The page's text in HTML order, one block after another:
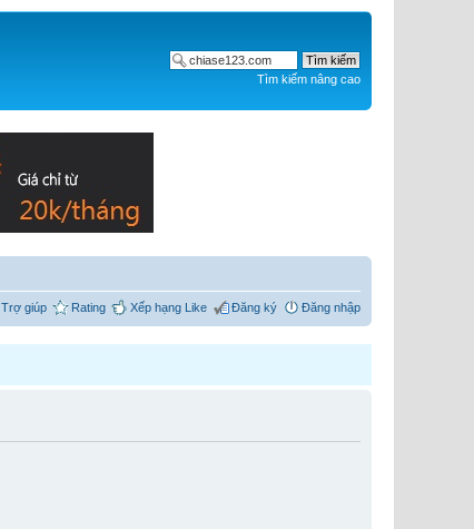
Tìm kiếm nâng cao
Trợ giúp Rating Xếp hạng Like Đăng ký Đăng nhập